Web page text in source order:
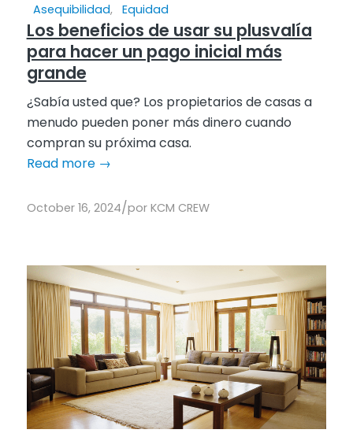
Asequibilidad, Equidad
Los beneficios de usar su plusvalía
para hacer un pago inicial más
grande
¿Sabía usted que? Los propietarios de casas a
menudo pueden poner más dinero cuando
compran su próxima casa.
Read more→
October 16, 2024/por KCM CREW